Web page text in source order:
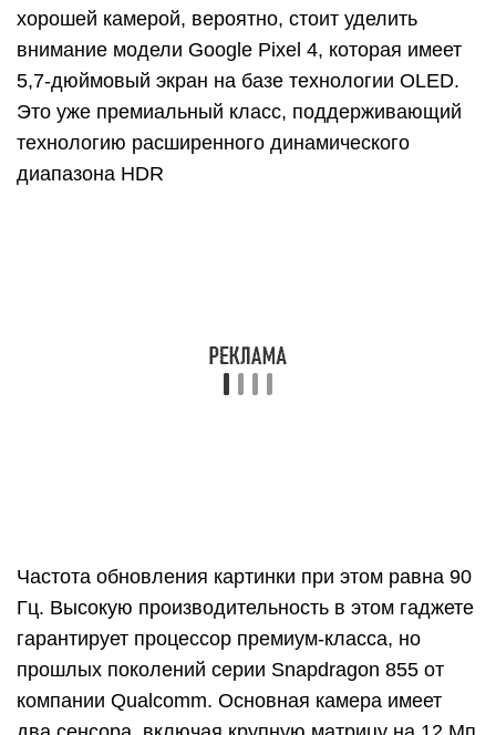
хорошей камерой, вероятно, стоит уделить
внимание модели Google Pixel 4, которая имеет
5,7-дюймовый экран на базе технологии OLED.
Это уже премиальный класс, поддерживающий
технологию расширенного динамического
диапазона HDR
Частота обновления картинки при этом равна 90
Гц. Высокую производительность в этом гаджете
гарантирует процессор премиум-класса, но
прошлых поколений серии Snapdragon 855 от
компании Qualcomm. Основная камера имеет